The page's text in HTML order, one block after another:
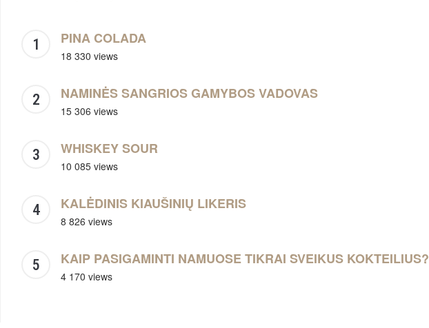
PINA COLADA
18 330 views
NAMINĖS SANGRIOS GAMYBOS VADOVAS
15 306 views
WHISKEY SOUR
10 085 views
KALĖDINIS KIAUŠINIŲ LIKERIS
8 826 views
KAIP PASIGAMINTI NAMUOSE TIKRAI SVEIKUS KOKTEILIUS?
4 170 views